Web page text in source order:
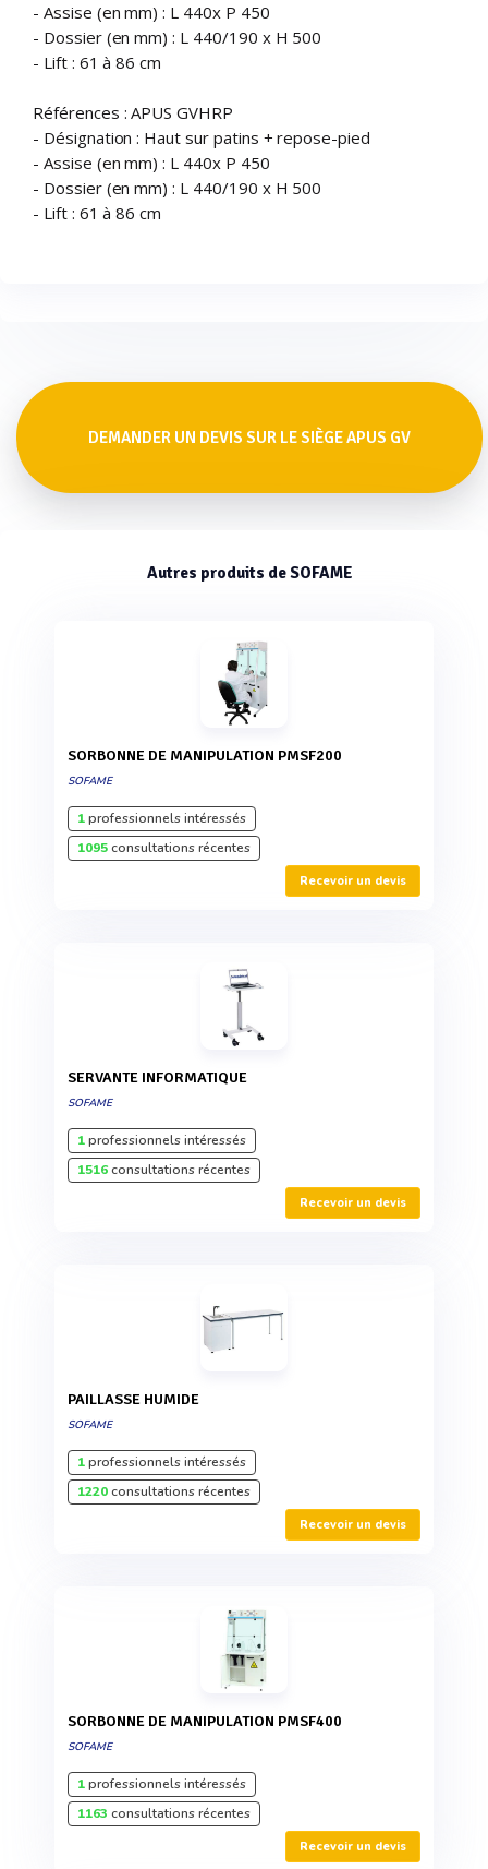
- Assise (en mm) : L 440x P 450
- Dossier (en mm) : L 440/190 x H 500
- Lift : 61 à 86 cm
Références : APUS GVHRP
- Désignation : Haut sur patins + repose-pied
- Assise (en mm) : L 440x P 450
- Dossier (en mm) : L 440/190 x H 500
- Lift : 61 à 86 cm
DEMANDER UN DEVIS SUR LE SIÈGE APUS GV
Autres produits de SOFAME
SORBONNE DE MANIPULATION PMSF200
SOFAME
1professionnels intéressés
1095consultations récentes
Recevoir un devis
SERVANTE INFORMATIQUE
SOFAME
1professionnels intéressés
1516consultations récentes
Recevoir un devis
PAILLASSE HUMIDE
SOFAME
1professionnels intéressés
1220consultations récentes
Recevoir un devis
SORBONNE DE MANIPULATION PMSF400
SOFAME
1professionnels intéressés
1163 consultations récentes
Recevoir un devis